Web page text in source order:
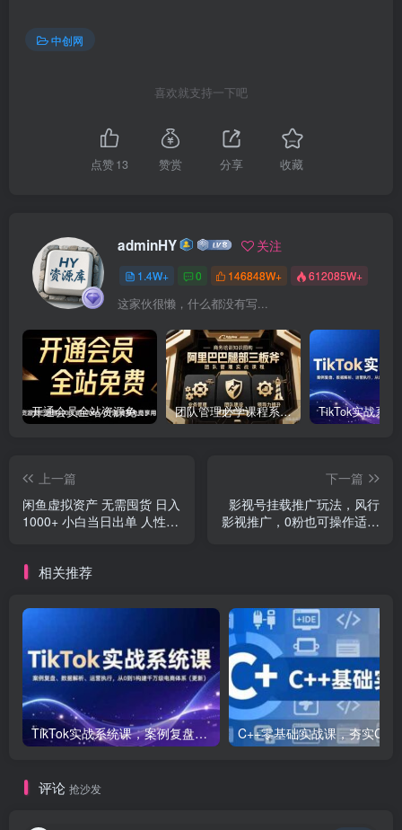
中创网
喜欢就支持一下吧
点赞13 赞赏 分享 收藏
adminHY 关注
1.4W+ 0 146848W+ 612085W+
这家伙很懒，什么都没有写...
开通会员全站资源免费下载 开通VIP会员 HY资源库 团队管理必学课程系列，阿里巴巴“腿部三板斧”
上一篇
闲鱼虚拟资产 无需囤货 日入
1000+ 小白当日出单 人性玩
下一篇
影视号挂载推广玩法，风行
影视推广，0粉也可操作适合
相关推荐
TikTok实战系统课，案例复盘、数据解析、运营执行，从0到1构建千万级电商体系（更新）
评论 抢沙发